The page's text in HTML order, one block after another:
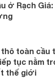
ở Rạch
toàn cầu
tục nằm
thế giới